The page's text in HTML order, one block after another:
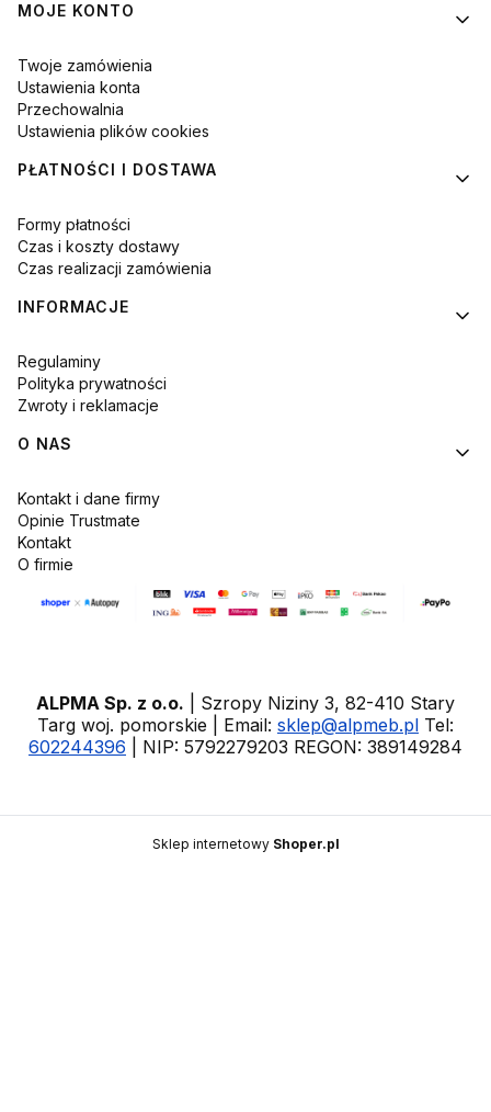
MOJE KONTO
Twoje zamówienia
Ustawienia konta
Przechowalnia
Ustawienia plików cookies
PŁATNOŚCI I DOSTAWA
Formy płatności
Czas i koszty dostawy
Czas realizacji zamówienia
INFORMACJE
Regulaminy
Polityka prywatności
Zwroty i reklamacje
O NAS
Kontakt i dane firmy
Opinie Trustmate
Kontakt
O firmie
ALPMA Sp. z o.o. | Szropy Niziny 3, 82-410 Stary
Targ woj. pomorskie | Email: sklep@alpmeb.pl Tel:
602244396 | NIP: 5792279203 REGON: 389149284
Sklep internetowy Shoper.pl